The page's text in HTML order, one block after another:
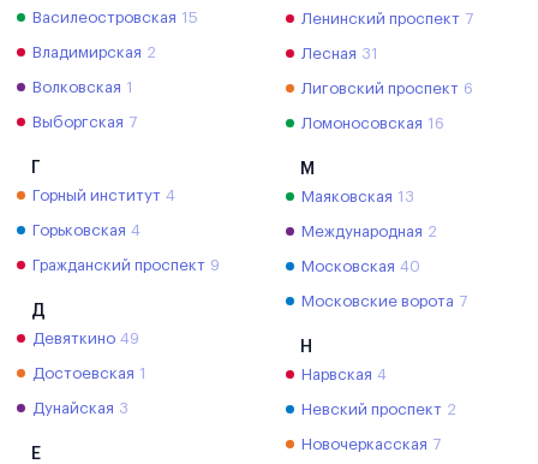
Василеостровская 15
Владимирская 2
Волковская 1
Выборгская 7
Г
Горный институт 4
Горьковская 4
Гражданский проспект 9
Д
Девяткино 49
Достоевская 1
Дунайская 3
Е
Ленинский проспект 7
Лесная 31
Лиговский проспект 6
Ломоносовская 16
М
Маяковская 13
Международная 2
Московская 40
Московские ворота 7
Н
Нарвская 4
Невский проспект 2
Новочеркасская 7